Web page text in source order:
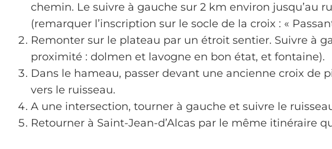
chemin. Le suivre à gauche sur 2 km environ jusqu’au
(remarquer l’inscription sur le socle de la croix : «
Remonter sur le plateau par un étroit sentier. Suivre à
proximité : dolmen et lavogne en bon état, et fontaine).
Dans le hameau, passer devant une ancienne croix
vers le ruisseau.
A une intersection, tourner à gauche et suivre le
Retourner à Saint-Jean-d’Alcas par le même itinéraire